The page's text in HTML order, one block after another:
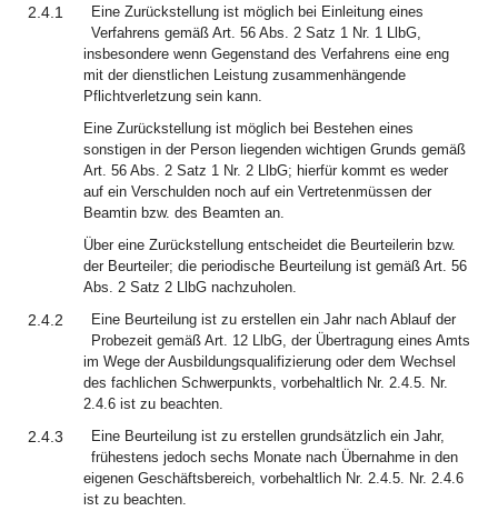
2.4.1
Eine Zurückstellung ist möglich bei Einleitung eines
Verfahrens gemäß Art. 56 Abs. 2 Satz 1 Nr. 1 LlbG,
insbesondere wenn Gegenstand des Verfahrens eine eng
mit der dienstlichen Leistung zusammenhängende
Pflichtverletzung sein kann.
Eine Zurückstellung ist möglich bei Bestehen eines
sonstigen in der Person liegenden wichtigen Grunds gemäß
Art. 56 Abs. 2 Satz 1 Nr. 2 LlbG; hierfür kommt es weder
auf ein Verschulden noch auf ein Vertretenmüssen der
Beamtin bzw. des Beamten an.
Über eine Zurückstellung entscheidet die Beurteilerin bzw.
der Beurteiler; die periodische Beurteilung ist gemäß Art. 56
Abs. 2 Satz 2 LlbG nachzuholen.
2.4.2
Eine Beurteilung ist zu erstellen ein Jahr nach Ablauf der
Probezeit gemäß Art. 12 LlbG, der Übertragung eines Amts
im Wege der Ausbildungsqualifizierung oder dem Wechsel
des fachlichen Schwerpunkts, vorbehaltlich Nr. 2.4.5. Nr.
2.4.6 ist zu beachten.
2.4.3
Eine Beurteilung ist zu erstellen grundsätzlich ein Jahr,
frühestens jedoch sechs Monate nach Übernahme in den
eigenen Geschäftsbereich, vorbehaltlich Nr. 2.4.5. Nr. 2.4.6
ist zu beachten.